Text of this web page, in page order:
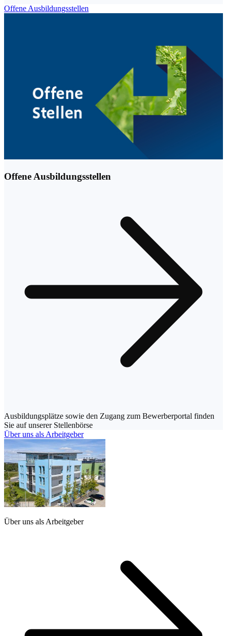
Offene Ausbildungsstellen
Offene Ausbildungsstellen
Ausbildungsplätze sowie den Zugang zum Bewerberportal finden
Sie auf unserer Stellenbörse
Über uns als Arbeitgeber
Über uns als Arbeitgeber